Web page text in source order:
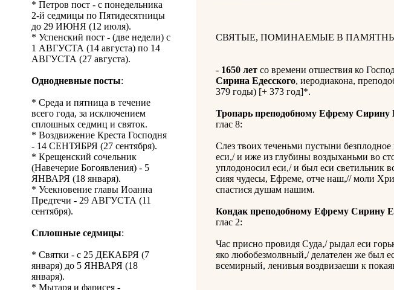
* Петров пост - с понедельника
2-й седмицы по Пятидесятницы
до 29 ИЮНЯ (12 июля).
* Успенский пост - (две недели) с
1 АВГУСТА (14 августа) по 14
АВГУСТА (27 августа).
Однодневные посты:
* Среда и пятница в течение
всего года, за исключением
сплошных седмиц и святок.
* Воздвижение Креста Господня
- 14 СЕНТЯБРЯ (27 сентября).
* Крещенский сочельник
(Навечерие Богоявления) - 5
ЯНВАРЯ (18 января).
* Усекновение главы Иоанна
Предтечи - 29 АВГУСТА (11
сентября).
Сплошные седмицы:
* Святки - с 25 ДЕКАБРЯ (7
января) до 5 ЯНВАРЯ (18
января).
* Мытаря и фарисея -
СВЯТЫЕ, ПОМИНАЕМЫЕ В
- 1650 лет со времени отшествия ко
Сирина Едесского, иеродиакона,
379 годы) [+ 373 год]*.
Тропарь преподобному Ефрему Сирину
глас 8:
Слез твоих теченьми пустыни безплодное
еси,/ и иже из глубины воздыханьми во
уплодоносил еси,/ и был еси светильник
сияя чудесы, Ефреме, отче наш,// моли
спастися душам нашим.
Кондак преподобному Ефрему Сирину
глас 2:
Час присно провидя Суда,/ рыдал еси
яко любобезмолвный,/ делателен же был
всемирный, ленивыя воздвизаеши к